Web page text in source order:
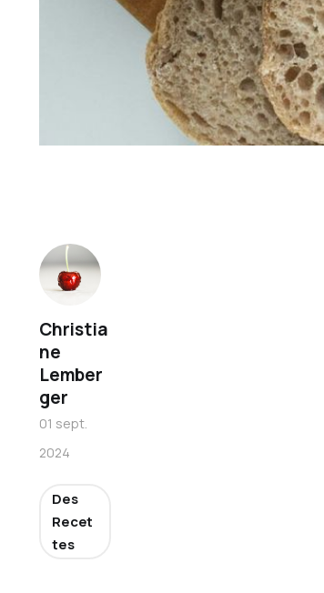
Christia
ne
Lember
ger
01 sept.
2024
Des
Recet
tes